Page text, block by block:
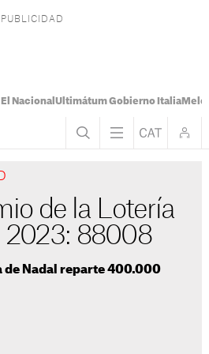
Nacional Ultimátum Gobierno Italia
de la Lotería
2023: 88008
de Nadal reparte 400.000